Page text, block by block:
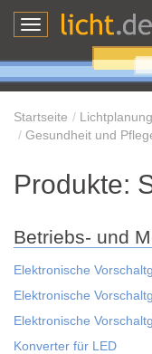
Toggle
Startseite Lichtplanung
Gesundheit und
Produkte:
Betriebs- und
Elektronische
Elektronische
Elektronische
Konverter für LED